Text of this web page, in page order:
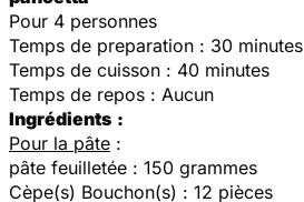
Pour 4 personnes
Temps de preparation : 30 minutes
Temps de cuisson : 40 minutes
Temps de repos : Aucun
Ingrédients :
Pour la pâte :
pâte feuilletée : 150 grammes
Cèpe(s) Bouchon(s) : 12 pièces